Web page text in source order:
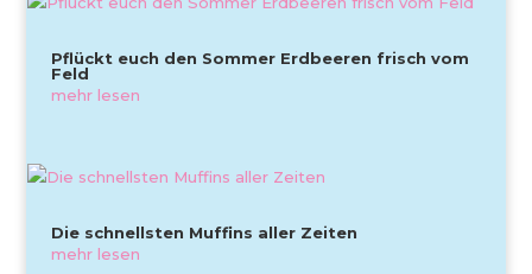
Pflückt euch den Sommer Erdbeeren frisch vom
Feld
mehr lesen
Die schnellsten Muffins aller Zeiten
mehr lesen